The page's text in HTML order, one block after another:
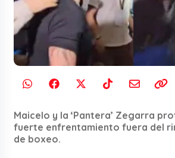
Maicelo y la ‘Pantera’ Zegarra
fuerte enfrentamiento fuera del
de boxeo.